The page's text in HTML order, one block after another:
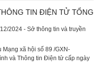
TIN ĐIỆN TỬ TỔNG
2024 - Sở thông tin và truyền
Mạng xã hội số 89 /GXN-
và Thông tin Điện tử cấp ngày